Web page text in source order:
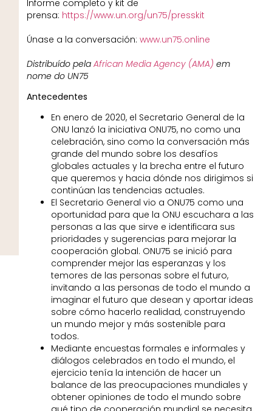
Informe completo y kit de
prensa: https://www.un.org/un75/presskit
Únase a la conversación: www.un75.online
Distribuído pela African Media Agency (AMA) em
nome do UN75
Antecedentes
En enero de 2020, el Secretario General de la
ONU lanzó la iniciativa ONU75, no como una
celebración, sino como la conversación más
grande del mundo sobre los desafíos
globales actuales y la brecha entre el futuro
que queremos y hacia dónde nos dirigimos si
continúan las tendencias actuales.
El Secretario General vio a ONU75 como una
oportunidad para que la ONU escuchara a las
personas a las que sirve e identificara sus
prioridades y sugerencias para mejorar la
cooperación global. ONU75 se inició para
comprender mejor las esperanzas y los
temores de las personas sobre el futuro,
invitando a las personas de todo el mundo a
imaginar el futuro que desean y aportar ideas
sobre cómo hacerlo realidad, construyendo
un mundo mejor y más sostenible para
todos.
Mediante encuestas formales e informales y
diálogos celebrados en todo el mundo, el
ejercicio tenía la intención de hacer un
balance de las preocupaciones mundiales y
obtener opiniones de todo el mundo sobre